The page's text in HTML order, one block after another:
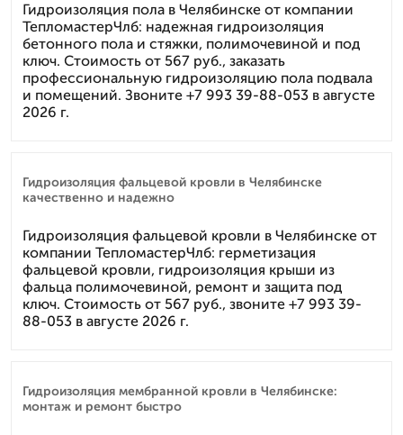
Гидроизоляция пола в Челябинске от компании
ТепломастерЧлб: надежная гидроизоляция
бетонного пола и стяжки, полимочевиной и под
ключ. Стоимость от 567 руб., заказать
профессиональную гидроизоляцию пола подвала
и помещений. Звоните +7 993 39-88-053 в августе
2026 г.
Гидроизоляция фальцевой кровли в Челябинске
качественно и надежно
Гидроизоляция фальцевой кровли в Челябинске от
компании ТепломастерЧлб: герметизация
фальцевой кровли, гидроизоляция крыши из
фальца полимочевиной, ремонт и защита под
ключ. Стоимость от 567 руб., звоните +7 993 39-
88-053 в августе 2026 г.
Гидроизоляция мембранной кровли в Челябинске:
монтаж и ремонт быстро